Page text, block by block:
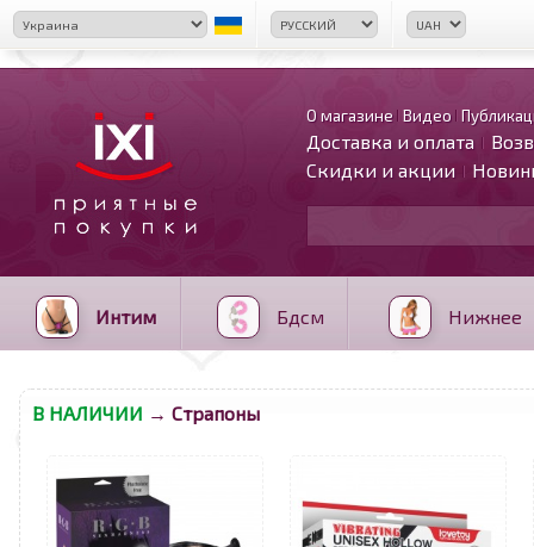
О магазине Видео
Доставка и оплата
Скидки и акции
Интим Бдсм Нижнее
В НАЛИЧИИ → Страпоны